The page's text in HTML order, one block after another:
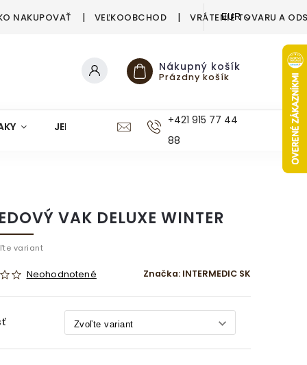
NAKUPOVAŤ VEĽKOOBCHOD VRÁTENIE TOVARU A
EUR
Nákupný košík
Prázdny košík
JEDÁLEŇ KUCHYŇA KÚPEĽŇA
+421 915 77 44
88
VAK DELUXE WINTER
variant
Neohodnotené Značka: INTERMEDIC SK